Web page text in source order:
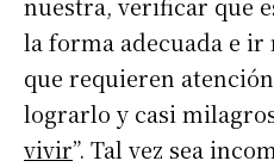
la forma adecuada e ir
que requieren
lograrlo y casi
vivir”. Tal vez sea